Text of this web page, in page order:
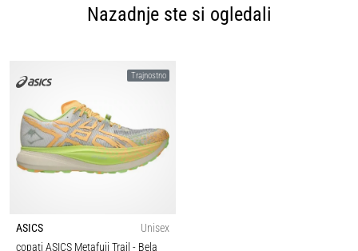
Nazadnje ste si ogledali
Trajnostno
ASICS
Unisex
copati ASICS Metafuji Trail - Bela